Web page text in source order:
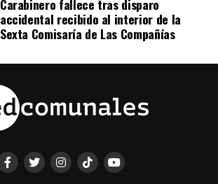
Carabinero fallece tras disparo
accidental recibido al interior de la
Sexta Comisaría de Las Compañías